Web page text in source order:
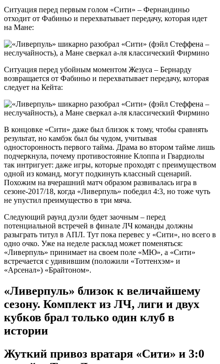
Ситуация перед первым голом «Сити» – Фернандиньо
отходит от Фабиньо и перехватывает передачу, которая идет
на Мане:
Ситуация перед убойным моментом Жезуса – Бернарду
возвращается от Фабиньо и перехватывает передачу, которая
следует на Кейта:
В концовке «Сити» даже был близок к тому, чтобы сравнять
результат, но камбэк был бы чудом, учитывая
односторонность первого тайма. Драма во втором тайме лишь
подчеркнула, почему противостояние Клоппа и Гвардиолы
так интригует: даже игры, которые проходят с преимуществом
одной из команд, могут подкинуть классный сценарий.
Похожим на вчерашний матч образом развивалась игра в
сезоне-2017/18, когда «Ливерпуль» победил 4:3, но тоже чуть
не упустил преимущество в три мяча.
Следующий раунд дуэли будет заочным – перед
потенциальной встречей в финале ЛЧ команды должны
разыграть титул в АПЛ. Тут пока перевес у «Сити», но всего в
одно очко. Уже на неделе расклад может поменяться:
«Ливерпуль» принимает на своем поле «МЮ», а «Сити»
встречается с удивившим (положили «Тоттенхэм» и
«Арсенал») «Брайтоном».
«Ливерпуль» близок к величайшему
сезону. Комплект из ЛЧ, лиги и двух
кубков брал только один клуб в
истории
Жуткий привоз вратаря «Сити» и 3:0